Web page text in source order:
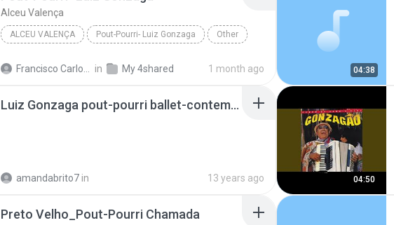
Alceu Valença
ALCEU VALENÇA Pout-Pourri- Luiz Gonzaga Other
Francisco Carlos E. in My 4shared 1 month ago 04:38
Luiz Gonzaga pout-pourri ballet-contemp-samba-forro.wav
amandabrito7 in 13 years ago 04:50
Preto Velho_Pout-Pourri Chamada